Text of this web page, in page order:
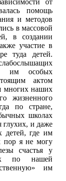
помощь
и методов
в массовой
в создании
участие в
туда детей.
им особых
актом
многих наших
жизненного
по стране,
школах
глухих, и даже
детей, где им
пор я не могу
счастья у
по нашей
им